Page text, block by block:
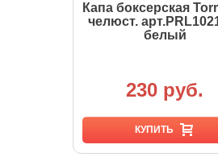
Капа боксерская
челюст.
белый
230 руб.
КУПИТЬ